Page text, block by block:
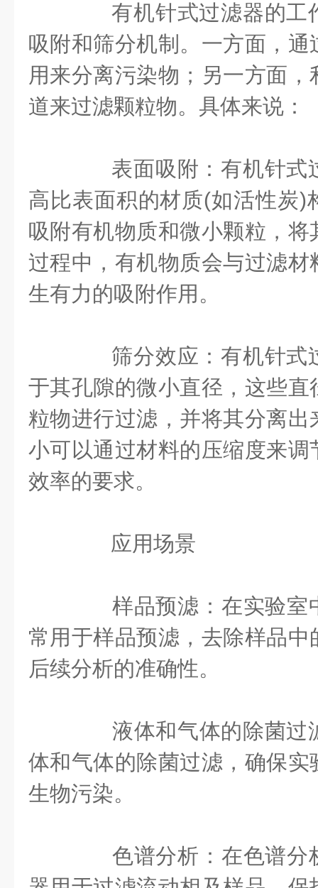
有机针式过滤器的工
吸附和筛分机制。一方面，
用来分离污染物；另一方面
道来过滤颗粒物。具体来说：
表面吸附：有机针式
高比表面积的材质(如活性炭)
吸附有机物质和微小颗粒，
过程中，有机物质会与过滤
生有力的吸附作用。
筛分效应：有机针式
于其孔隙的微小直径，这些
粒物进行过滤，并将其分离
小可以通过材料的压缩度来
效率的要求。
应用场景
样品预滤‌：在实验室
常用于样品预滤，去除样品
后续分析的准确性‌。
液体和气体的除菌过
体和气体的除菌过滤，确保
生物污染‌。
色谱分析‌：在色谱分